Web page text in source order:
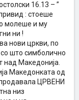
16.13 – ”
: стоеше
молеше и му
ни !
нови цркви, по
што симболично
над Македонија.
Македонката од
ЦРВЕНИ
низ